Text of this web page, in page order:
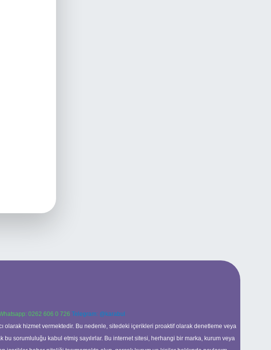
0262 606 0 726 Telegram: @karabul
olarak hizmet vermektedir. Bu nedenle, sitedeki içerikleri proaktif olarak denetleme veya
sorumluluğu kabul etmiş sayılırlar. Bu internet sitesi, herhangi bir marka, kurum veya